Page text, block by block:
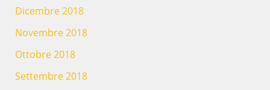
Dicembre 2018
Novembre 2018
Ottobre 2018
Settembre 2018